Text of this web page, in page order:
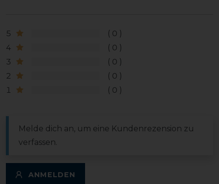
5
0
4
0
3
0
2
0
1
0
Melde dich an, um eine Kundenrezension zu
verfassen.
ANMELDEN